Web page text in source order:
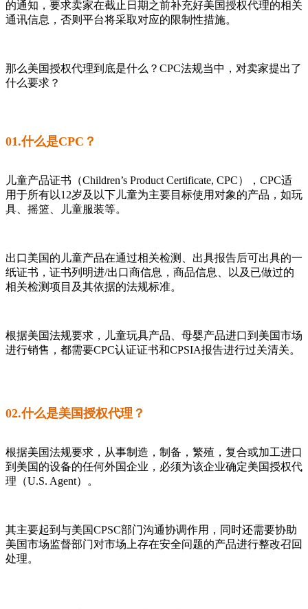
的通知，要求卖家在截止日期之前补充好美国授权代理的相关
通讯信息，否则平台将采取对应的限制性措施。
那么美国授权代理到底是什么？CPC法规当中，对卖家提出了
什么要求？
01.什么是CPC？
儿童产品证书（Children’s Product Certificate, CPC），CPC适
用于所有以12岁及以下儿童为主要目标使用对象的产品，如玩
具、摇篮、儿童服装等。
出口美国的儿童产品在通过相关检测、出具报告后可出具的一
纸证书，证书列明进/出口商信息，商品信息、以及已做过的
相关检测项目及其依据的法规标准。
根据美国法规要求，儿童玩具产品、母婴产品进口到美国市场
进行销售，都需要CPC认证证书和CPSIA报告进行过关清关。
02.什么是美国授权代理？
根据美国法规要求，从事制造，制备，繁殖，复合或加工进口
到美国的设备的任何外国企业，必须为该企业确定美国授权代
理（U.S. Agent）。
其主要起到与美国CPSC部门沟通协调作用，同时还需要协助
美国市场监督部门对市场上存在安全问题的产品进行整改召回
处理。